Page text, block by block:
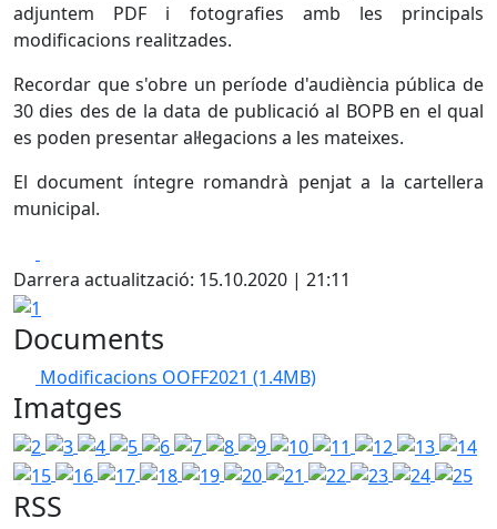
adjuntem PDF i fotografies amb les principals
modificacions realitzades.
Recordar que s'obre un període d'audiència pública de
30 dies des de la data de publicació al BOPB en el qual
es poden presentar al·legacions a les mateixes.
El document íntegre romandrà penjat a la cartellera
municipal.
Darrera actualització: 15.10.2020 | 21:11
1
Documents
Modificacions OOFF2021 (1.4MB)
Imatges
2 3 4 5 6 7 8 9 10 11 12 13 14
15
16
17 18 19 20 21 22 23 24 25
RSS